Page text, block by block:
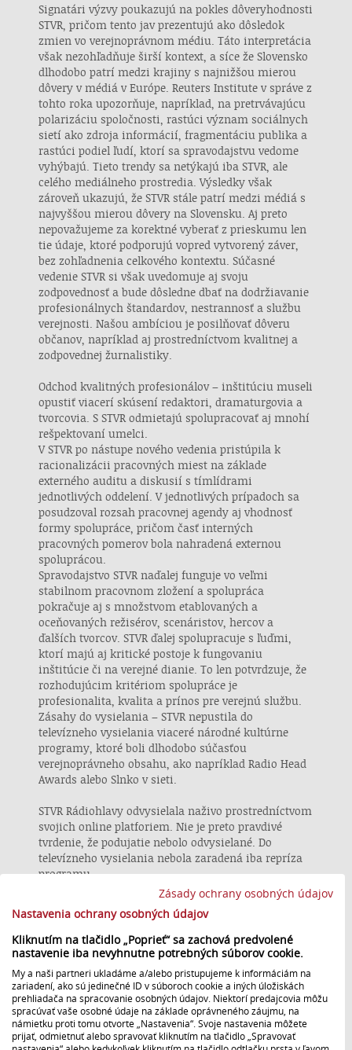
Zásady ochrany osobných údajov
Nastavenia ochrany osobných údajov
Kliknutím na tlačidlo „Poprieť“ sa zachová predvolené
nastavenie iba nevyhnutne potrebných súborov cookie.
My a naši partneri ukladáme a/alebo pristupujeme k informáciám na
zariadení, ako sú jedinečné ID v súboroch cookie a iných úložiskách
prehliadača na spracovanie osobných údajov. Niektorí predajcovia môžu
spracúvať vaše osobné údaje na základe oprávneného záujmu, na
námietku proti tomu otvorte „Nastavenia“. Svoje nastavenia môžete
prijať, odmietnuť alebo spravovať kliknutím na tlačidlo „Spravovať
Signatári výzvy poukazujú na pokles dôveryhodnosti
STVR, pričom tento jav prezentujú ako dôsledok
zmien vo verejnoprávnom médiu. Táto interpretácia
však nezohľadňuje širší kontext, a síce že Slovensko
dlhodobo patrí medzi krajiny s najnižšou mierou
dôvery v médiá v Európe. Reuters Institute v správe z
tohto roka upozorňuje, napríklad, na pretrvávajúcu
polarizáciu spoločnosti, rastúci význam sociálnych
sietí ako zdroja informácií, fragmentáciu publika a
rastúci podiel ľudí, ktorí sa spravodajstvu vedome
vyhýbajú. Tieto trendy sa netýkajú iba STVR, ale
celého mediálneho prostredia. Výsledky však
zároveň ukazujú, že STVR stále patrí medzi médiá s
najvyššou mierou dôvery na Slovensku. Aj preto
nepovažujeme za korektné vyberať z prieskumu len
tie údaje, ktoré podporujú vopred vytvorený záver,
bez zohľadnenia celkového kontextu. Súčasné
vedenie STVR si však uvedomuje aj svoju
zodpovednosť a bude dôsledne dbať na dodržiavanie
profesionálnych štandardov, nestrannosť a službu
verejnosti. Našou ambíciou je posilňovať dôveru
občanov, napríklad aj prostredníctvom kvalitnej a
zodpovednej žurnalistiky.
Odchod kvalitných profesionálov – inštitúciu museli
opustiť viacerí skúsení redaktori, dramaturgovia a
tvorcovia. S STVR odmietajú spolupracovať aj mnohí
rešpektovaní umelci.
V STVR po nástupe nového vedenia pristúpila k
racionalizácii pracovných miest na základe
externého auditu a diskusií s tímlídrami
jednotlivých oddelení. V jednotlivých prípadoch sa
posudzoval rozsah pracovnej agendy aj vhodnosť
formy spolupráce, pričom časť interných
pracovných pomerov bola nahradená externou
spoluprácou.
Spravodajstvo STVR naďalej funguje vo veľmi
stabilnom pracovnom zložení a spolupráca
pokračuje aj s množstvom etablovaných a
oceňovaných režisérov, scenáristov, hercov a
ďalších tvorcov. STVR ďalej spolupracuje s ľuďmi,
ktorí majú aj kritické postoje k fungovaniu
inštitúcie či na verejné dianie. To len potvrdzuje, že
rozhodujúcim kritériom spolupráce je
profesionalita, kvalita a prínos pre verejnú službu.
Zásahy do vysielania – STVR nepustila do
televízneho vysielania viaceré národné kultúrne
programy, ktoré boli dlhodobo súčasťou
verejnoprávneho obsahu, ako napríklad Radio Head
Awards alebo Slnko v sieti.
STVR Rádiohlavy odvysielala naživo prostredníctvom
svojich online platforiem. Nie je preto pravdivé
tvrdenie, že podujatie nebolo odvysielané. Do
televízneho vysielania nebola zaradená iba repríza
programu.
Pokiaľ ide o Slnko v sieti, tento program nebol
plánovaný do televízneho vysielania predovšetkým
z finančných dôvodov. Generálna riaditeľka však
opakovane deklarovala, že národné filmové ceny
patria na obrazovky média verejnej služby a vedenie
STVR bude hľadať udržateľný spôsob, ako ich v
budúcnosti opäť na televízne obrazovky vrátiť.
Redukcia programov vo verejnom záujme – v
dôsledku zníženého rozpočtu mizne z obrazoviek
animovaná a hraná tvorba pre deti, filmová